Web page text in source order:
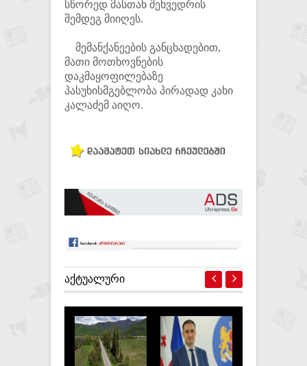
სწორედ მასთან შეხვედრის
შემდეგ მიიღეს.
მემანქანეების განცხადებით,
მათი მოთხოვნების
დაკმაყოფილებაზე
პასუხისმგებლობა პირადად კახი
კალაძემ აიღო.
ᲐᲥᲢᲣᲐᲚᲣᲠᲘ